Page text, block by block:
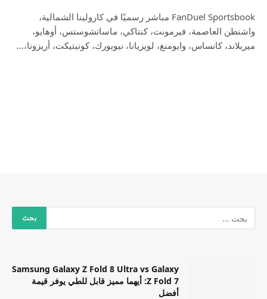
FanDuel Sportsbook مباشر رسميًا في كارولينا الشمالية،
واشنطن العاصمة، فيرمونت، كنتاكي، ماساتشوستس، أوهايو،
ميريلاند، كانساس، وايومنغ، لويزيانا، نيويورك، كونيتيكت، أريزونا،…
Samsung Galaxy Z Fold 8 Ultra vs Galaxy
Z Fold 7: أيهما مميز قابل للطي يوفر قيمة
أفضل